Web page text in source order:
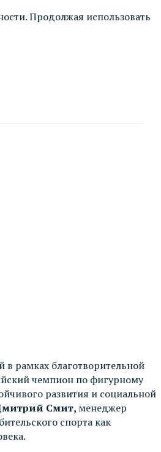
. Продолжая использовать
рамках благотворительной
чемпион по фигурному
развития и социальной
Смит, менеджер
спорта как